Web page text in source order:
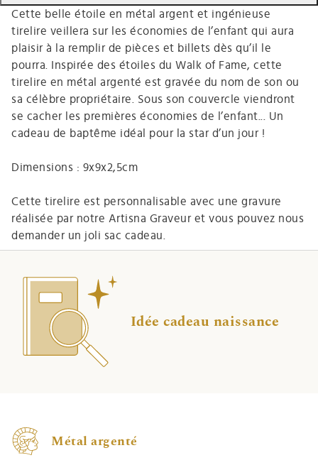
Cette belle étoile en métal argent et ingénieuse
tirelire veillera sur les économies de l’enfant qui aura
plaisir à la remplir de pièces et billets dès qu’il le
pourra. Inspirée des étoiles du Walk of Fame, cette
tirelire en métal argenté est gravée du nom de son ou
sa célèbre propriétaire. Sous son couvercle viendront
se cacher les premières économies de l’enfant... Un
cadeau de baptême idéal pour la star d’un jour !
Dimensions : 9x9x2,5cm
Cette tirelire est personnalisable avec une gravure
réalisée par notre Artisna Graveur et vous pouvez nous
demander un joli sac cadeau.
Idée cadeau naissance
Métal argenté